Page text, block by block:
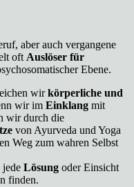
aber auch vergangene
oftAuslöser für
Ebene.
wirkörperliche und
wir im Einklang mit
wir durch die
von Ayurveda und Yoga
Weg zum wahren Selbst
jede Lösung oder Einsicht
finden.